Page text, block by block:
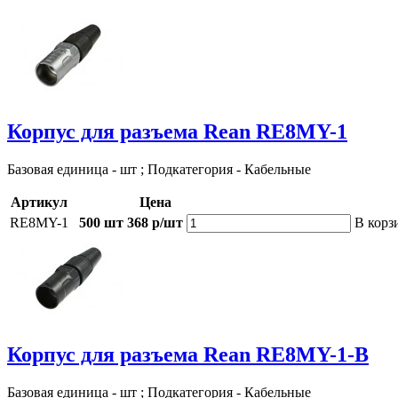
Корпус для разъема Rean RE8MY-1
Базовая единица - шт ; Подкатегория - Кабельные
Артикул
Цена
RE8MY-1
500 шт 368 р/шт В
Корпус для разъема Rean RE8MY-1-B
Базовая единица - шт ; Подкатегория - Кабельные